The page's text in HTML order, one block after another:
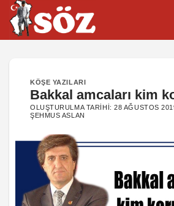
İçeriğe
atla
KÖŞE YAZILARI
Bakkal amcaları kim
OLUŞTURULMA TARIHI:28 AĞUSTOS
ŞEHMUS ASLAN